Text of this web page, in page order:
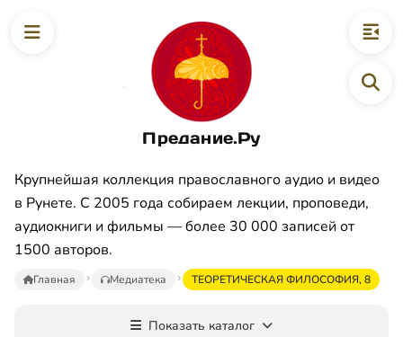
Предание.Ру
Крупнейшая коллекция православного аудио и видео
в Рунете. С 2005 года собираем лекции, проповеди,
аудиокниги и фильмы — более 30 000 записей от
1500 авторов.
Главная Медиатека ТЕОРЕТИЧЕСКАЯ ФИЛОСОФИЯ, 8
Показать каталог